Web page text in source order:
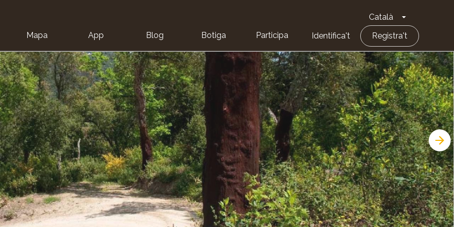
Català Toggle
Mapa App Blog Botiga Participa Identifica't Registra't